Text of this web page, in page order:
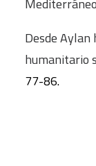
Mediterráneo
Desde
humanitario
77-86.